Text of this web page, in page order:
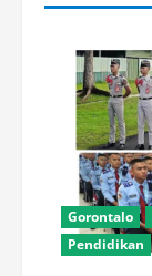
Gorontalo
Pendidikan